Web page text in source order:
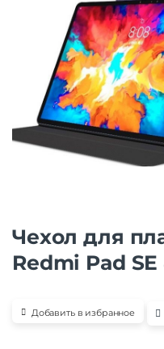
Чехол для
Redmi Pad
Добавить в избранное